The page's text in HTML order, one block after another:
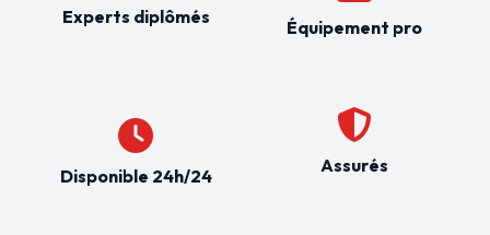
Experts diplômés
Disponible 24h/24
Équipement pro
Assurés